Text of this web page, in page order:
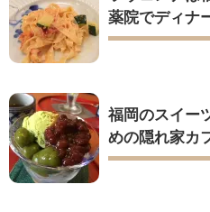
薬院でディナ
福岡のスイー
めの隠れ家カ